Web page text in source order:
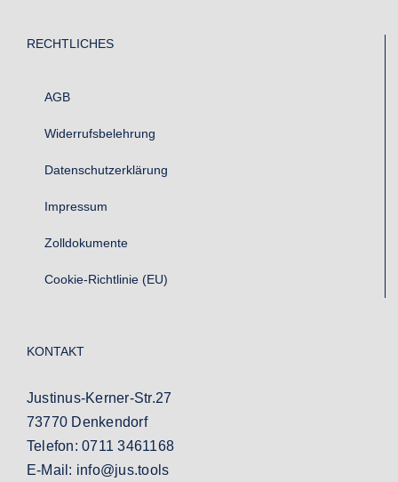
RECHTLICHES
AGB
Widerrufsbelehrung
Datenschutzerklärung
Impressum
Zolldokumente
Cookie-Richtlinie (EU)
KONTAKT
Justinus-Kerner-Str.27
73770 Denkendorf
Telefon:0711 3461168
E-Mail: info@jus.tools